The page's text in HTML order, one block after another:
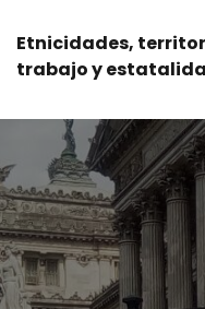
Etnicidades,
trabajo y